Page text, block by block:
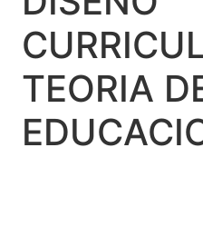
TEORIA